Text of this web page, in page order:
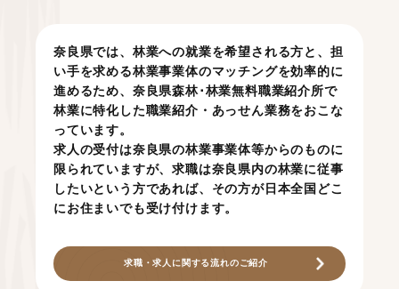
奈良県では、林業への就業を希望される方と、担
い手を求める林業事業体のマッチングを効率的に
進めるため、奈良県森林･林業無料職業紹介所で
林業に特化した職業紹介・あっせん業務をおこな
っています。
求人の受付は奈良県の林業事業体等からのものに
限られていますが、求職は奈良県内の林業に従事
したいという方であれば、その方が日本全国どこ
にお住まいでも受け付けます。
求職・求人に関する流れのご紹介